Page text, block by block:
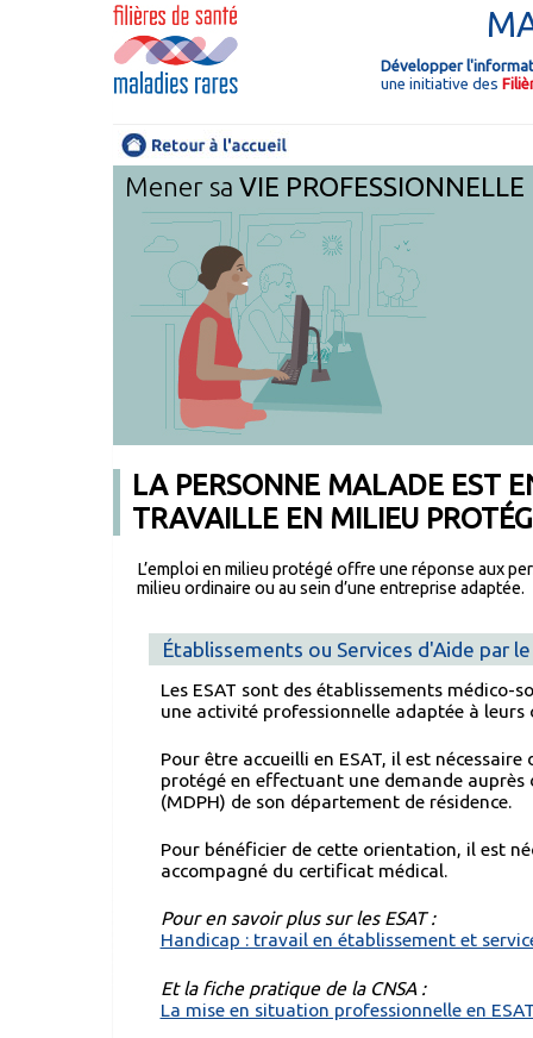
Développer
une initiative des
Mener sa VIE PROFESSIONNELLE
LA PERSONNE MALADE EST
TRAVAILLE EN MILIEU
L’emploi en milieu protégé offre une réponse aux
milieu ordinaire ou au sein d’une entreprise adaptée.
Établissements ou Services d'Aide par le
Les ESAT sont des établissements
une activité professionnelle adaptée à leurs
Pour être accueilli en ESAT, il est
protégé en effectuant une demande auprès
(MDPH) de son département de résidence.
Pour bénéficier de cette orientation, il est
accompagné du certificat médical.
Pour en savoir plus sur les ESAT :
Handicap : travail en établissement et
Et la fiche pratique de la CNSA :
La mise en situation professionnelle en